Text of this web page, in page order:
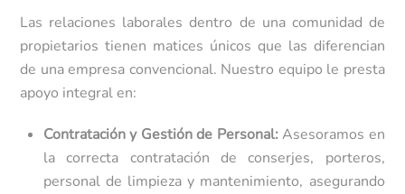
Las relaciones laborales dentro de una comunidad de
propietarios tienen matices únicos que las diferencian
de una empresa convencional. Nuestro equipo le presta
apoyo integral en:
Contratación y Gestión de Personal:Asesoramos en
la correcta contratación de conserjes, porteros,
personal de limpieza y mantenimiento, asegurando